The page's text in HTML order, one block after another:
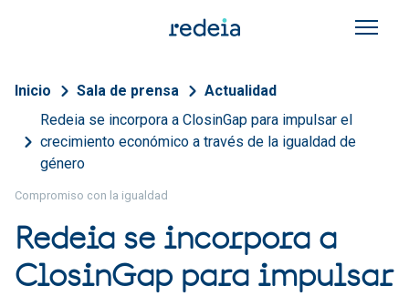
Sobrescribir enlaces de
Inicio Sala de prensa
Actualidad
Redeia se incorpora a ClosinGap para impulsar el
crecimiento económico a través de la igualdad de
género
Compromiso con la igualdad
Redeia se incorpora a
ClosinGap para impulsar